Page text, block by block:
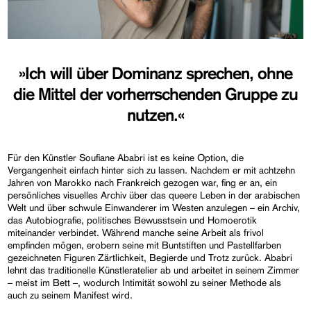
»Ich will über Dominanz sprechen, ohne
die Mittel der vorherrschenden Gruppe zu
nutzen.«
Für den Künstler Soufiane Ababri ist es keine Option, die
Vergangenheit einfach hinter sich zu lassen. Nachdem er mit achtzehn
Jahren von Marokko nach Frankreich gezogen war, fing er an, ein
persönliches visuelles Archiv über das queere Leben in der arabischen
Welt und über schwule Einwanderer im Westen anzulegen – ein Archiv,
das Autobiografie, politisches Bewusstsein und Homoerotik
miteinander verbindet. Während manche seine Arbeit als frivol
empfinden mögen, erobern seine mit Buntstiften und Pastellfarben
gezeichneten Figuren Zärtlichkeit, Begierde und Trotz zurück. Ababri
lehnt das traditionelle Künstleratelier ab und arbeitet in seinem Zimmer
– meist im Bett –, wodurch Intimität sowohl zu seiner Methode als
auch zu seinem Manifest wird.